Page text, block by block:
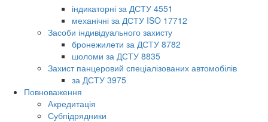
індикаторні за ДСТУ 4551
механічні за ДСТУ ISO 17712
Засоби індивідуального захисту
бронежилети за ДСТУ 8782
шоломи за ДСТУ 8835
Захист панцеровий спеціалізованих автомобілів
за ДСТУ 3975
Повноваження
Акредитація
Субпідрядники